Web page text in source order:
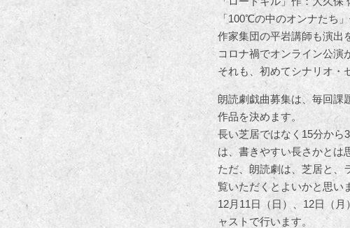
「100℃の中のオンナたち
作家集団の平岩講師も演出
コロナ禍でオンライン公演
それも、初めてシナリオ・
朗読劇戯曲募集は、毎回課
作品を決めます。
長い芝居ではなく15分から
は、書きやすい長さかとは
ただ、朗読劇は、芝居と、
覧いただくとよいかと思い
12月11日（日）、12日（
ャストで行います。